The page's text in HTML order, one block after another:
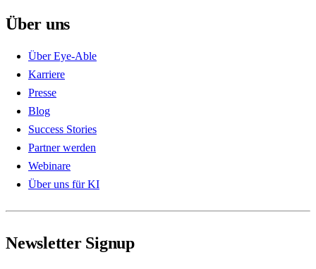
Über uns
Über Eye-Able
Karriere
Presse
Blog
Success Stories
Partner werden
Webinare
Über uns für KI
Newsletter Signup